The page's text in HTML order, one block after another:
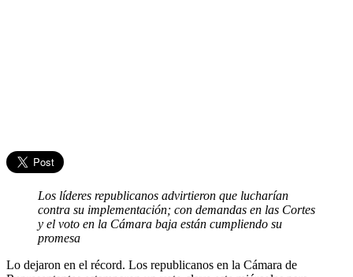
Los líderes republicanos advirtieron que lucharían
contra su implementación; con demandas en las Cortes
y el voto en la Cámara baja están cumpliendo su
promesa
Lo dejaron en el récord. Los republicanos en la Cámara de